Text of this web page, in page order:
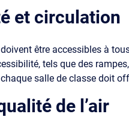
et circulation
être accessibles à
tels que des
salle de classe doit
de l’air